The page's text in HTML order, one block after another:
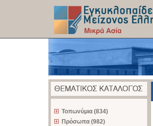
Τοπωνύμια (834)
Πρόσωπα (982)